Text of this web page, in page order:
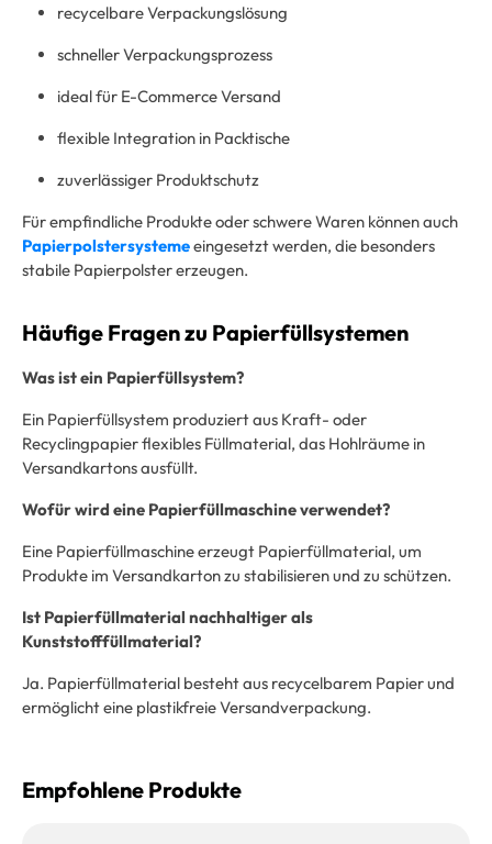
recycelbare Verpackungslösung
schneller Verpackungsprozess
ideal für E-Commerce Versand
flexible Integration in Packtische
zuverlässiger Produktschutz
Für empfindliche Produkte oder schwere Waren können auch
Papierpolstersystemeeingesetzt werden, die besonders
stabile Papierpolster erzeugen.
Häufige Fragen zu Papierfüllsystemen
Was ist ein Papierfüllsystem?
Ein Papierfüllsystem produziert aus Kraft- oder
Recyclingpapier flexibles Füllmaterial, das Hohlräume in
Versandkartons ausfüllt.
Wofür wird eine Papierfüllmaschine verwendet?
Eine Papierfüllmaschine erzeugt Papierfüllmaterial, um
Produkte im Versandkarton zu stabilisieren und zu schützen.
Ist Papierfüllmaterial nachhaltiger als
Kunststofffüllmaterial?
Ja. Papierfüllmaterial besteht aus recycelbarem Papier und
ermöglicht eine plastikfreie Versandverpackung.
Empfohlene Produkte